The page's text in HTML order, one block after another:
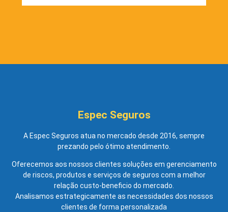
Espec Seguros
A Espec Seguros atua no mercado desde 2016, sempre
prezando pelo ótimo atendimento.
Oferecemos aos nossos clientes soluções em gerenciamento
de riscos, produtos e serviços de seguros com a melhor
relação custo-beneficio do mercado.
Analisamos estrategicamente as necessidades dos nossos
clientes de forma personalizada